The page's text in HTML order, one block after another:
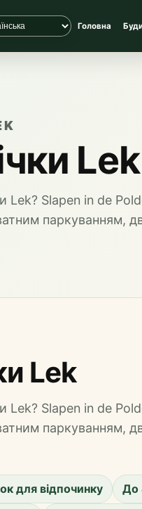
Головна
Lek
Lek? Slapen in de
паркуванням,
Lek
Lek? Slapen in de
паркуванням,
для відпочинку До